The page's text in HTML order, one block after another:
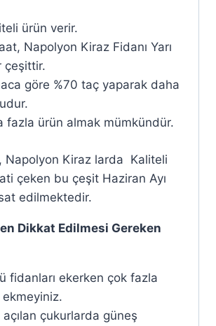
ürün verir.
Napolyon Kiraz Fidanı Yarı
çeşittir.
göre %70 taç yaparak daha
fazla ürün almak mümkündür.
Napolyon Kiraz larda Kaliteli
çeken bu çeşit Haziran Ayı
edilmektedir.
Dikkat Edilmesi Gereken
fidanları ekerken çok fazla
açılan çukurlarda güneş